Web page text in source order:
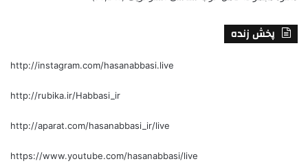
پخش زنده
http://instagram.com/hasanabbasi.live
http://rubika.ir/Habbasi_ir
http://aparat.com/hasanabbasi_ir/live
https://www.youtube.com/hasanabbasi/live